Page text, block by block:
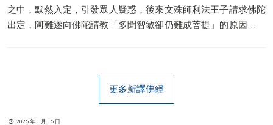
之中，默然入定，引發眾人疑惑，後來文殊師利法王子請求佛陀
出定，阿難遂向佛陀請教「多聞智敏卻仍難成菩提」的原因，以
更多新譯佛經
2025 年 1 月 15 日